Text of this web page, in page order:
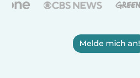
Melde mich an!